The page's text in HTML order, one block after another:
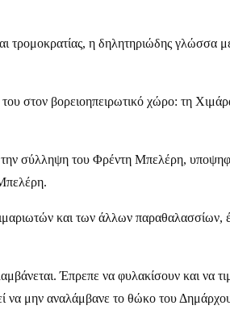
τρομοκρατίας, η δηλητηριώδης γλώσσα
στον βορειοηπειρωτικό χώρο: τη
την σύλληψη του Φρέντη Μπελέρη,
και των άλλων παραθαλασσίων,
Έπρεπε να φυλακίσουν και να
να μην αναλάμβανε το θώκο του